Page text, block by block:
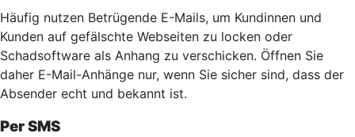
Häufig nutzen Betrügende E-Mails, um Kundinnen und
Kunden auf gefälschte Webseiten zu locken oder
Schadsoftware als Anhang zu verschicken. Öffnen Sie
daher E-Mail-Anhänge nur, wenn Sie sicher sind, dass der
Absender echt und bekannt ist.
Per SMS